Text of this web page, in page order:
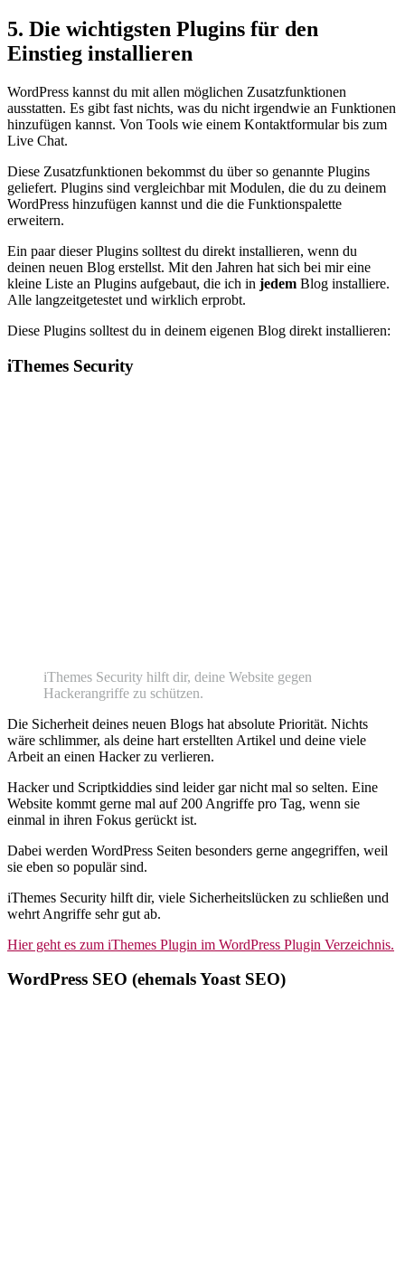
5. Die wichtigsten Plugins für den
Einstieg installieren
WordPress kannst du mit allen möglichen Zusatzfunktionen
ausstatten. Es gibt fast nichts, was du nicht irgendwie an Funktionen
hinzufügen kannst. Von Tools wie einem Kontaktformular bis zum
Live Chat.
Diese Zusatzfunktionen bekommst du über so genannte Plugins
geliefert. Plugins sind vergleichbar mit Modulen, die du zu deinem
WordPress hinzufügen kannst und die die Funktionspalette
erweitern.
Ein paar dieser Plugins solltest du direkt installieren, wenn du
deinen neuen Blog erstellst. Mit den Jahren hat sich bei mir eine
kleine Liste an Plugins aufgebaut, die ich in jedem Blog installiere.
Alle langzeitgetestet und wirklich erprobt.
Diese Plugins solltest du in deinem eigenen Blog direkt installieren:
iThemes Security
iThemes Security hilft dir, deine Website gegen
Hackerangriffe zu schützen.
Die Sicherheit deines neuen Blogs hat absolute Priorität. Nichts
wäre schlimmer, als deine hart erstellten Artikel und deine viele
Arbeit an einen Hacker zu verlieren.
Hacker und Scriptkiddies sind leider gar nicht mal so selten. Eine
Website kommt gerne mal auf 200 Angriffe pro Tag, wenn sie
einmal in ihren Fokus gerückt ist.
Dabei werden WordPress Seiten besonders gerne angegriffen, weil
sie eben so populär sind.
iThemes Security hilft dir, viele Sicherheitslücken zu schließen und
wehrt Angriffe sehr gut ab.
Hier geht es zum iThemes Plugin im WordPress Plugin Verzeichnis.
WordPress SEO (ehemals Yoast SEO)